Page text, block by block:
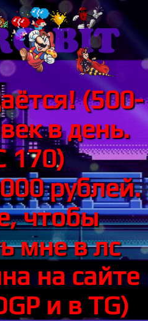
(500-
в день.
170)
рублей.
чтобы
мне в лс
на сайте
и в TG)